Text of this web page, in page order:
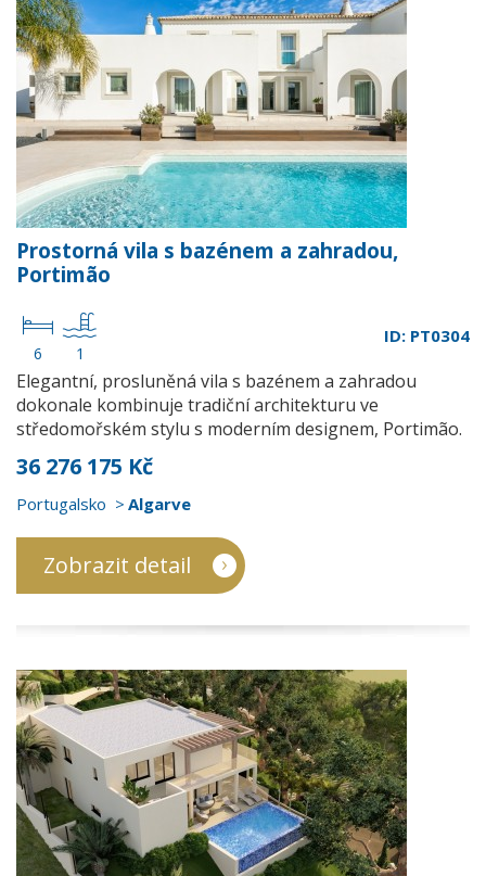
Prostorná vila s bazénem a zahradou,
Portimão
6 1
ID: PT0304
Elegantní, prosluněná vila s bazénem a zahradou
dokonale kombinuje tradiční architekturu ve
středomořském stylu s moderním designem, Portimão.
36 276 175 Kč
Portugalsko Algarve
Zobrazit detail